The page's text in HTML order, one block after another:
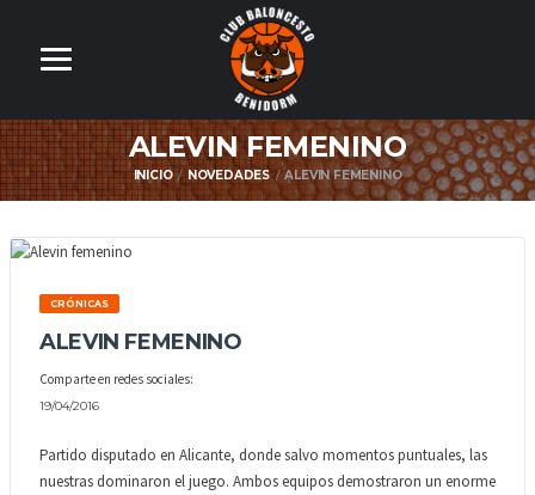
ALEVIN FEMENINO
INICIO NOVEDADES ALEVIN FEMENINO
CRÓNICAS
ALEVIN FEMENINO
Comparte en redes sociales:
19/04/2016
Partido disputado en Alicante, donde salvo momentos puntuales, las
nuestras dominaron el juego. Ambos equipos demostraron un enorme